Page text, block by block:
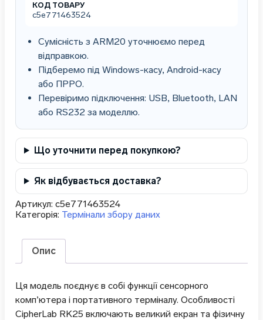
КОД ТОВАРУ
c5e771463524
Сумісність з ARM20 уточнюємо перед
відправкою.
Підберемо під Windows-касу, Android-касу
або ПРРО.
Перевіримо підключення: USB, Bluetooth, LAN
або RS232 за моделлю.
Що уточнити перед покупкою?
Як відбувається доставка?
Артикул: c5e771463524
Категорія: Термінали збору даних
Опис
Ця модель поєднує в собі функції сенсорного
комп’ютера і портативного терміналу. Особливості
CipherLab RK25 включають великий екран та фізичну